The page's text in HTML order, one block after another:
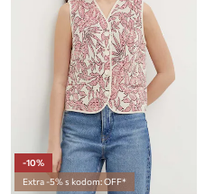
-10%
Extra -5% s kodom: OFF*